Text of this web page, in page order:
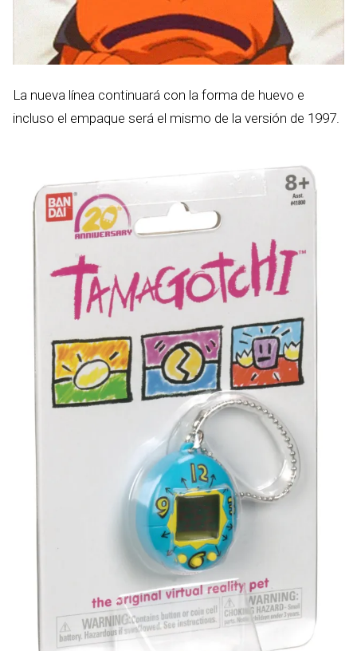
La nueva línea continuará con la forma de huevo e
incluso el empaque será el mismo de la versión de 1997.